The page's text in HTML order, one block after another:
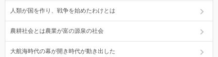
人類が国を作り、戦争を始めたわけとは
農耕社会とは農業が富の源泉の社会
大航海時代の幕が開き時代が動き出した